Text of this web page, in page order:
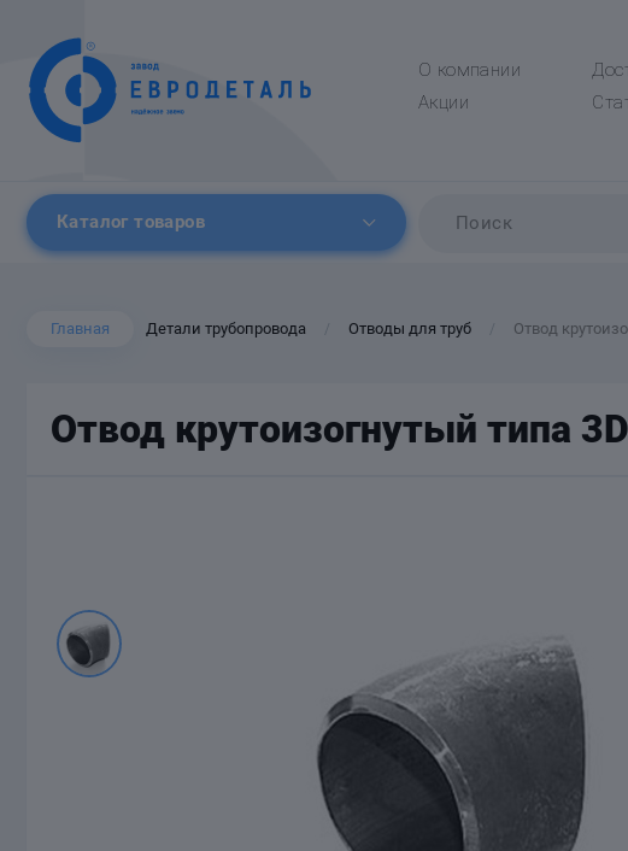
О компании
Акции
Каталог товаров
Главная Детали трубопровода Отводы для труб Отвод
Отвод крутоизогнутый типа